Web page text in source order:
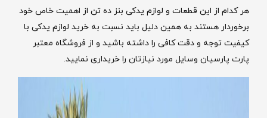
هر کدام از این قطعات و لوازم یدکی بنز ده تن از اهمیت خاص خود
برخوردار هستند به همین دلیل باید نسبت به خرید لوازم یدکی با
کیفیت توجه و دقت کافی را داشته باشید و از فروشگاه معتبر
پارت پارسیان وسایل مورد نیازتان را خریداری نمایید.